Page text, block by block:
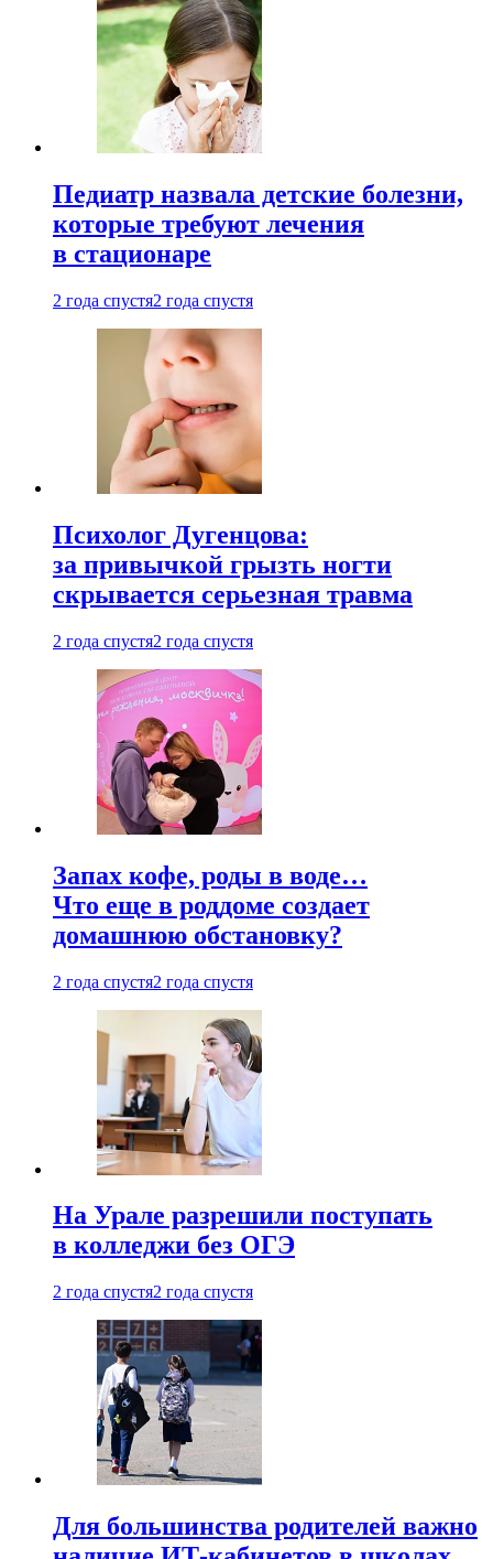
Педиатр назвала детские болезни,
которые требуют лечения
в стационаре
2 года спустя2 года спустя
Психолог Дугенцова:
за привычкой грызть ногти
скрывается серьезная травма
2 года спустя2 года спустя
Запах кофе, роды в воде…
Что еще в роддоме создает
домашнюю обстановку?
2 года спустя2 года спустя
На Урале разрешили поступать
в колледжи без ОГЭ
2 года спустя2 года спустя
Для большинства родителей важно